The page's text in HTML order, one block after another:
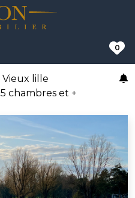
0
Vieux lille
5 chambres et +